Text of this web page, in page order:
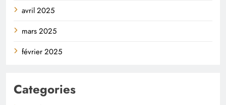
avril 2025
mars 2025
février 2025
Categories